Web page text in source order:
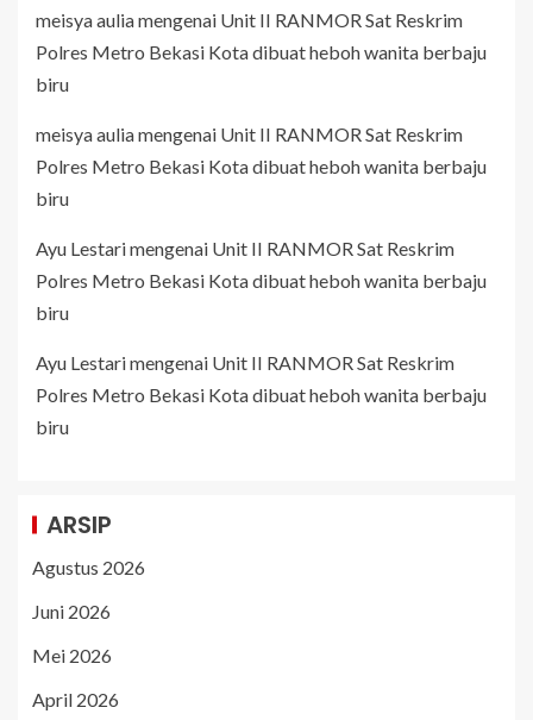
meisya auliamengenai Unit II RANMOR Sat Reskrim
Polres Metro Bekasi Kota dibuat heboh wanita berbaju
biru
meisya auliamengenai Unit II RANMOR Sat Reskrim
Polres Metro Bekasi Kota dibuat heboh wanita berbaju
biru
Ayu Lestarimengenai Unit II RANMOR Sat Reskrim
Polres Metro Bekasi Kota dibuat heboh wanita berbaju
biru
Ayu Lestarimengenai Unit II RANMOR Sat Reskrim
Polres Metro Bekasi Kota dibuat heboh wanita berbaju
biru
ARSIP
Agustus 2026
Juni 2026
Mei 2026
April 2026